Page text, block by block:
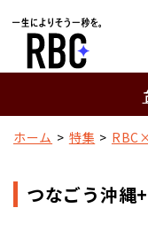
ホーム 特集
つなごう沖縄